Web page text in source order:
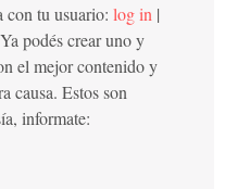
con tu usuario: log in |
podés crear uno y
el mejor contenido y
causa. Estos son
informate: